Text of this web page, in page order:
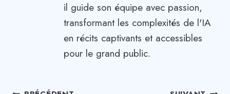
il guide son équipe avec passion,
transformant les complexités de l'IA
en récits captivants et accessibles
pour le grand public.